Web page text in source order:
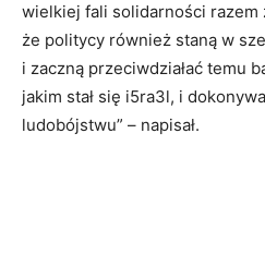
wielkiej fali solidarności razem
że politycy również staną w
i zaczną przeciwdziałać temu
jakim stał się i5ra3l, i
ludobójstwu” – napisał.